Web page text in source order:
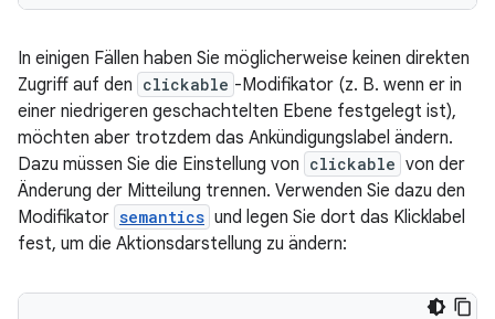
In einigen Fällen haben Sie möglicherweise keinen direkten
Zugriff auf den clickable -Modifikator (z. B. wenn er in
einer niedrigeren geschachtelten Ebene festgelegt ist),
möchten aber trotzdem das Ankündigungslabel ändern.
Dazu müssen Sie die Einstellung von clickable von der
Änderung der Mitteilung trennen. Verwenden Sie dazu den
Modifikator semantics und legen Sie dort das Klicklabel
fest, um die Aktionsdarstellung zu ändern: